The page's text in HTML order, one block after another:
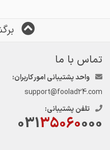
تماس با ما
واحد پشتیبانی امور کاربران:
support@foolad24.com
تلفن پشتیبانی:
03135060000